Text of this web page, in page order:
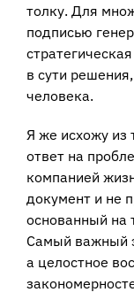
толку. Для
подписью
в сути
человека.
Я же исхожу из
ответ на
компанией
документ и не
основанный на
Самый важный
а целостное